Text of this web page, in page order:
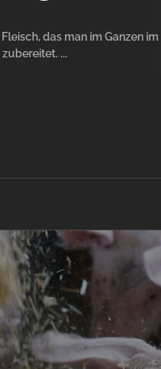
das man im Ganzen im
...